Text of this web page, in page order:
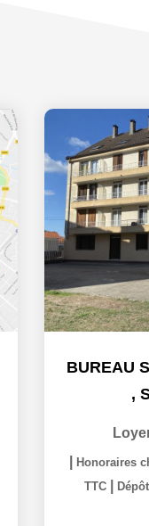
,
Honoraires
TTC